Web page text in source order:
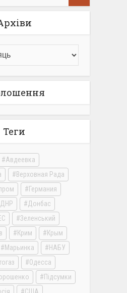
Теги
Авдеевка
Верховная Рада
Германия
ДНР
Донбас
Зеленський
Крим
Крым
Марьинка
НАБУ
Одесса
Підсумки
США